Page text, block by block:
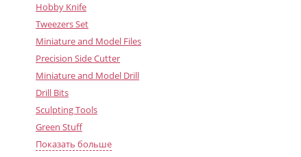
Hobby Knife
Tweezers Set
Miniature and Model Files
Precision Side Cutter
Miniature and Model Drill
Drill Bits
Sculpting Tools
Green Stuff
Miniature and Model Magnets
Показать больше